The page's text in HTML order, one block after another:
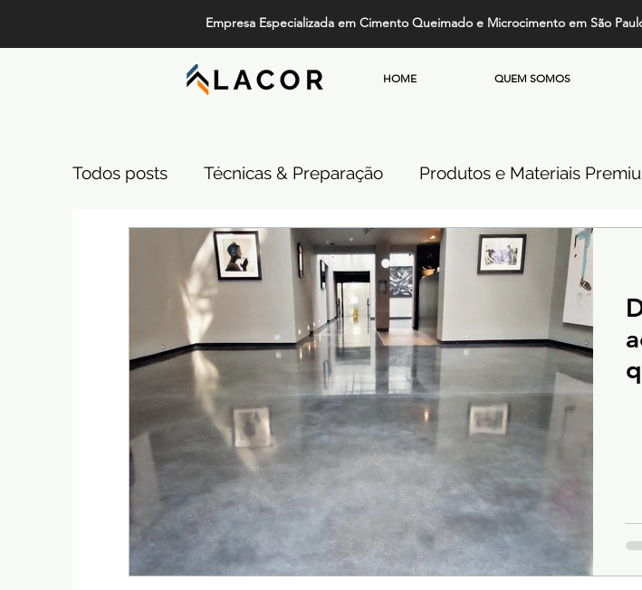
Empresa Especializada em Cimento Queimado e Microcimento em São
HOME QUEM SOMOS
Todos posts Técnicas & Preparação Produtos e Materiais
Design, Tendências e Serviços Piso de Cimento Queimado
Projetos de Alto Padrão Cimento Queimado Microcimento
Comparativos de Revestimentos Cimento Queimado Soluções